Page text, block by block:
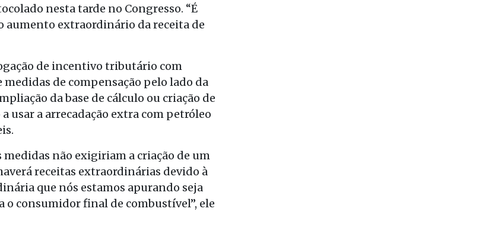
nesta tarde no Congresso. “É
aumento extraordinário da receita de
de incentivo tributário com
de compensação pelo lado da
da base de cálculo ou criação de
usar a arrecadação extra com petróleo
medidas não exigiriam a criação de um
receitas extraordinárias devido à
que nós estamos apurando seja
consumidor final de combustível”, ele